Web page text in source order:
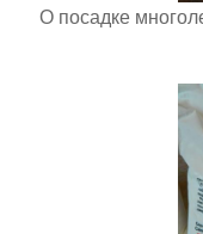
О посадке